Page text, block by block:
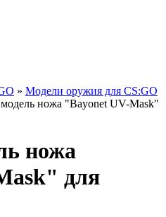
» Модели оружия для CS:GO
модель ножа "Bayonet UV-Mask"
ножа
для